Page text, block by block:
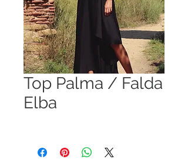
Top Palma / Falda
Elba